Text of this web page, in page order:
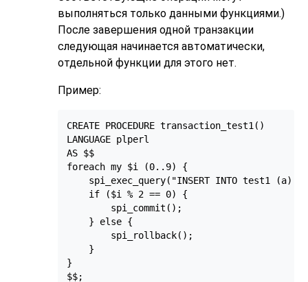
выполняться только данными функциями.)
После завершения одной транзакции
следующая начинается автоматически,
отдельной функции для этого нет.
Пример:
CREATE PROCEDURE transaction_test1()
LANGUAGE plperl
AS $$
foreach my $i (0..9) {
spi_exec_query("INSERT INTO test1 (a)
    if ($i % 2 == 0) {
        spi_commit();
    } else {
        spi_rollback();
    }
}
$$;